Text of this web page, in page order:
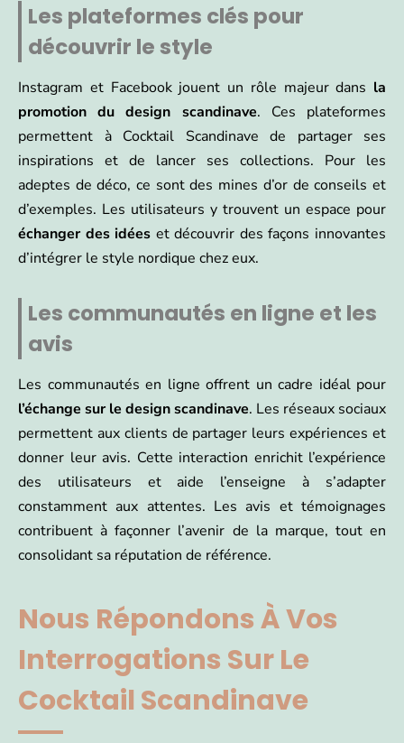
Les plateformes clés pour
découvrir le style
Instagram et Facebook jouent un rôle majeur dans la
promotion du design scandinave. Ces plateformes
permettent à Cocktail Scandinave de partager ses
inspirations et de lancer ses collections. Pour les
adeptes de déco, ce sont des mines d’or de conseils et
d’exemples. Les utilisateurs y trouvent un espace pour
échanger des idées et découvrir des façons innovantes
d’intégrer le style nordique chez eux.
Les communautés en ligne et les
avis
Les communautés en ligne offrent un cadre idéal pour
l’échange sur le design scandinave. Les réseaux sociaux
permettent aux clients de partager leurs expériences et
donner leur avis. Cette interaction enrichit l’expérience
des utilisateurs et aide l’enseigne à s’adapter
constamment aux attentes. Les avis et témoignages
contribuent à façonner l’avenir de la marque, tout en
consolidant sa réputation de référence.
Nous Répondons À Vos
Interrogations Sur Le
Cocktail Scandinave